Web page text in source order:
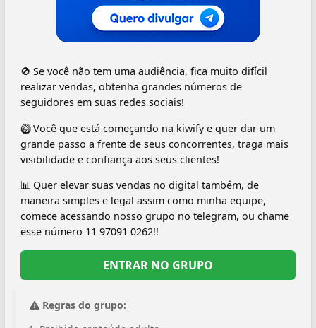
🚫 Se você não tem uma audiência, fica muito difícil
realizar vendas, obtenha grandes números de
seguidores em suas redes sociais!
🥝 Você que está começando na kiwify e quer dar um
grande passo a frente de seus concorrentes, traga mais
visibilidade e confiança aos seus clientes!
⁣⁣📊 Quer elevar suas vendas no digital também, de
maneira simples e legal assim como minha equipe,
comece acessando nosso grupo no telegram, ou chame
esse número 11 97091 0262!!
ENTRAR NO GRUPO
Regras do grupo: